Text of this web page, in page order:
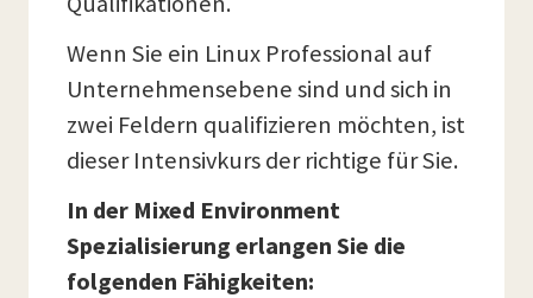
Wenn Sie ein Linux Professional auf
Unternehmensebene sind und sich in
zwei Feldern qualifizieren möchten, ist
dieser Intensivkurs der richtige für Sie.
In der Mixed Environment
Spezialisierung erlangen Sie die
folgenden Fähigkeiten: